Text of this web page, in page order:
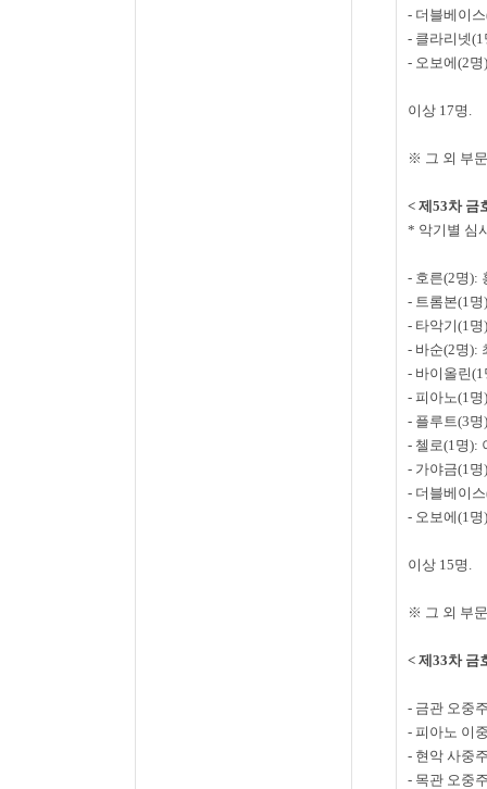
- 더블베이스
- 클라리넷(1
- 오보에(2명
이상 17명 .
※ 그 외 부
< 제 53차 금
* 악기별 심
- 호른(2명):
- 트롬본(1명
- 타악기(1명
- 바순(2명):
- 바이올린(1
- 피아노(1명
- 플루트(3명
- 첼로(1명):
- 가야금(1명
- 더블베이스
- 오보에(1명
이상 15명 .
※ 그 외 부
< 제 33차 금
- 금관 오중
- 피아노 이
- 현악 사중
- 목관 오중